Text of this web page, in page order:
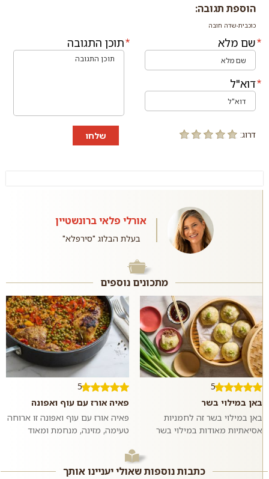
הוספת תגובה:
כוכבית-שדה חובה
שם מלא
דוא"ל
תוכן התגובה
דרוג: שלחו
אורלי פלאי ברונשטיין
בעלת הבלוג "סירפלא"
מתכונים נוספים
5
באן במילוי בשר
באן במילוי בשר זה לחמניות
אסיאתיות מאודות במילוי בשר
5
פאיה אורז עם עוף ואפונה
פאיה אורז עם עוף ואפונה זו ארוחה
טעימה, מזינה, מנחמת ומאוד
סיר אחד ומגישים לארוחת ערב
רגיל...
כתבות נוספות שאולי יעניינו אותך